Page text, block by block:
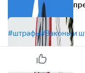
#штрафы#Законы и